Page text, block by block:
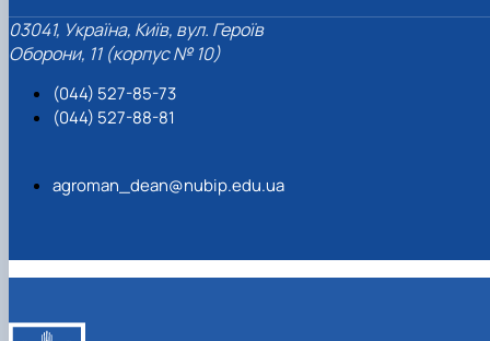
03041, Україна, Київ, вул. Героїв
Оборони, 11 (корпус № 10)
(044) 527-85-73
(044) 527-88-81
agroman_dean@nubip.edu.ua